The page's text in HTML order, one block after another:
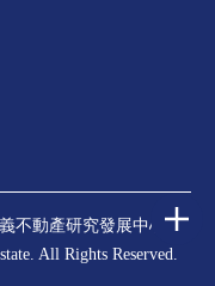
不動產研究發展中心
All Rights Reserved.